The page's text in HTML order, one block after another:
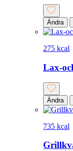
Ändra
275 kcal
Lax-
Ändra
735 kcal